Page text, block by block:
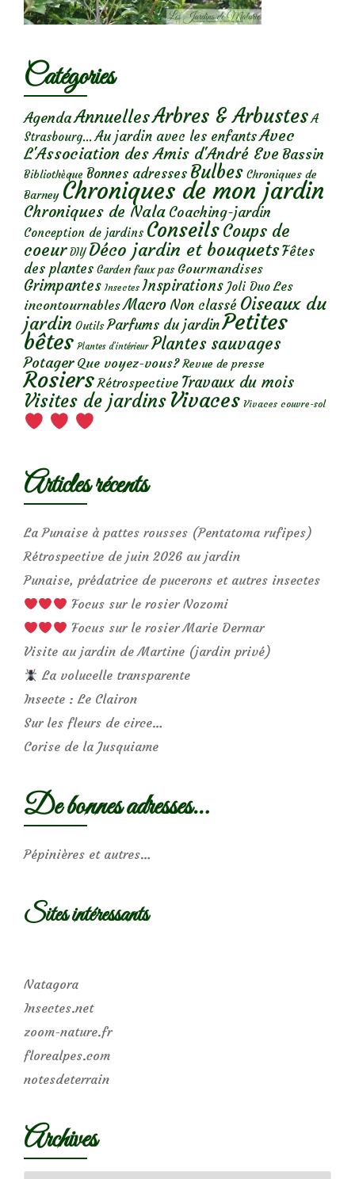
Catégories
AgendaAnnuellesArbres & Arbustes A
Strasbourg... Au jardin avec les enfantsAvec
L'Association des Amis d'André Eve Bassin
Bibliothèque Bonnes adresses Bulbes Chroniques de
Barney Chroniques de mon jardin
Chroniques de Nala Coaching-jardin
Conception de jardins ConseilsCoups de
coeur DIY Déco jardin et bouquetsFêtes
des plantes Garden faux pas Gourmandises
Grimpantes Insectes Inspirations Joli Duo Les
incontournables Macro Non classé Oiseaux du
jardin Outils Parfums du jardinPetites
bêtes Plantes d’intérieur Plantes sauvages
Potager Que voyez-vous? Revue de presse
Rosiers Rétrospective Travaux du mois
Visites de jardins Vivaces Vivaces couvre-sol
Articles récents
La Punaise à pattes rousses (Pentatoma rufipes)
Rétrospective de juin 2026 au jardin
Punaise, prédatrice de pucerons et autres insectes
Focus sur le rosier Nozomi
Focus sur le rosier Marie Dermar
Visite au jardin de Martine (jardin privé)
La volucelle transparente
Insecte : Le Clairon
Sur les fleurs de circe…
Corise de la Jusquiame
De bonnes adresses…
Pépinières et autres…
Sites intéressants
Natagora
Insectes.net
zoom-nature.fr
florealpes.com
notesdeterrain
Archives